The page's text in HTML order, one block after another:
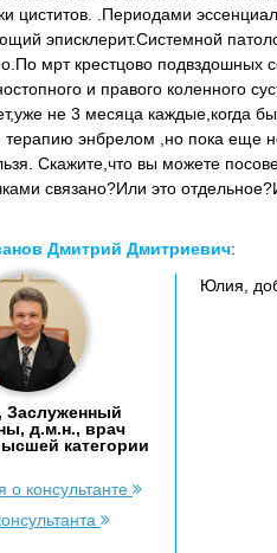
циститов. .Периодами
эписклерит.Системной
мрт крестцово подвздошных
и правого коленного
не 3 месяца каждые,когда
энбрелом ,но пока еще
Скажите,что вы можете
связано?Или это
Дмитрий Дмитриевич:
Заслуженный
д.м.н., врач
категории
консультанте
Юлия,